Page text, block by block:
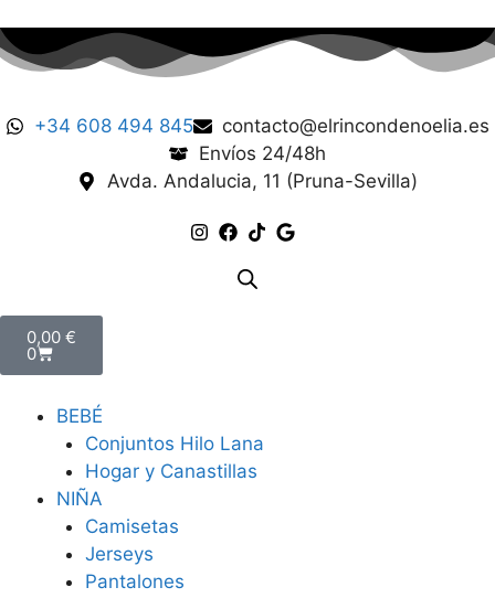
+34 608 494 845
contacto@elrincondenoelia.es
Envíos 24/48h
Avda. Andalucia, 11 (Pruna-Sevilla)
0,00 €
0
BEBÉ
Conjuntos Hilo Lana
Hogar y Canastillas
NIÑA
Camisetas
Jerseys
Pantalones